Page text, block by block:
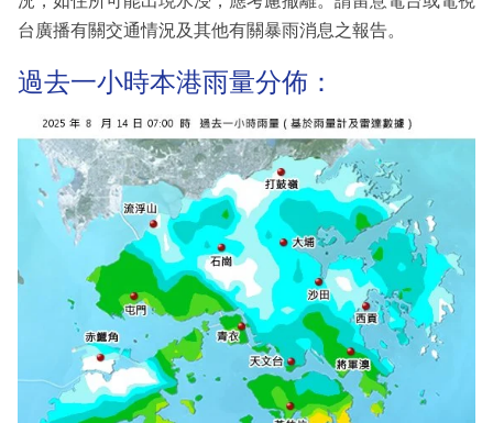
台廣播有關交通情況及其他有關暴雨消息之報告。
過去一小時本港雨量分佈：